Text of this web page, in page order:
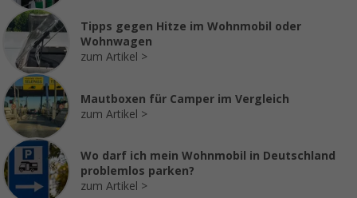
Tipps gegen Hitze im Wohnmobil oder
Wohnwagen
zum Artikel
Mautboxen für Camper im Vergleich
zum Artikel
Wo darf ich mein Wohnmobil in Deutschland
problemlos parken?
zum Artikel